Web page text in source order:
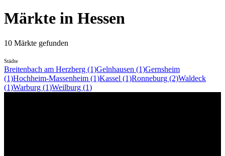
Märkte in Hessen
10 Märkte gefunden
Städte
Breitenbach am Herzberg (1)Gelnhausen (1)Gernsheim
(1)Hochheim-Massenheim (1)Kassel (1)Ronneburg (2)Waldeck
(1)Warburg (1)Weilburg (1)